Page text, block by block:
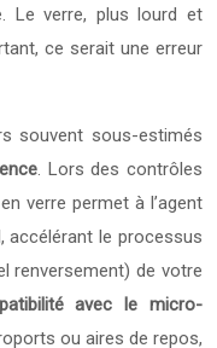
Le verre, plus lourd et
ce serait une erreur
souvent sous-estimés
. Lors des contrôles
verre permet à l’agent
accélérant le processus
renversement) de votre
avec le micro-
ou aires de repos,